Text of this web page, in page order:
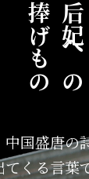
后妃
への
捧げもの
中国盛唐の
てくる言葉